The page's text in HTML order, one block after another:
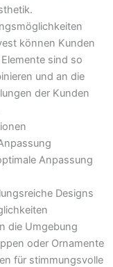
können Kunden
sind so
und an die
der Kunden
Anpassung
Designs
die Umgebung
oder Ornamente
für stimmungsvolle